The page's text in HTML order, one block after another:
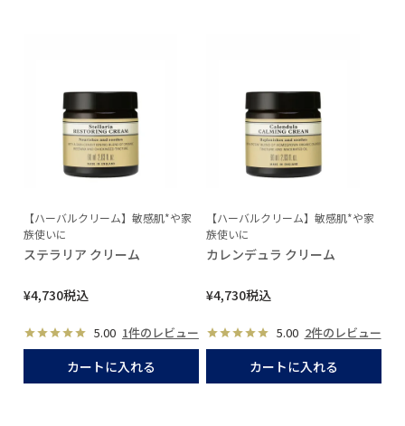
【ハーバルクリーム】敏感肌*や家
族使いに
ステラリア クリーム
¥4,730税込
5.00 1件のレビュー
カートに入れる
【ハーバルクリーム】敏感肌*や家
族使いに
カレンデュラ クリーム
¥4,730税込
5.00 2件のレビュー
カートに入れる